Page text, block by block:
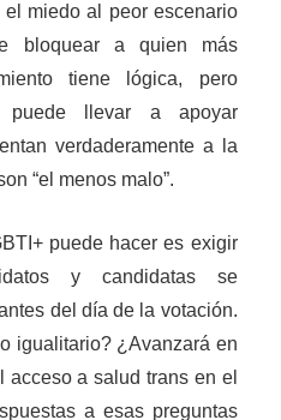
miedo al peor escenario
bloquear a quien más
tiene lógica, pero
puede llevar a apoyar
verdaderamente a la
“el menos malo”.
puede hacer es exigir
y candidatas se
del día de la votación.
igualitario? ¿Avanzará en
acceso a salud trans en el
a esas preguntas